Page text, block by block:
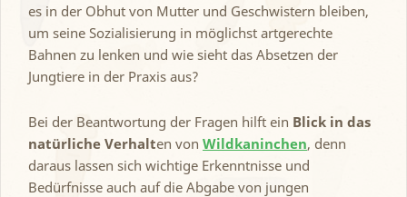
es in der Obhut von Mutter und Geschwistern bleiben,
um seine Sozialisierung in möglichst artgerechte
Bahnen zu lenken und wie sieht das Absetzen der
Jungtiere in der Praxis aus?
Bei der Beantwortung der Fragen hilft ein Blick in das
natürliche Verhalten von Wildkaninchen, denn
daraus lassen sich wichtige Erkenntnisse und
Bedürfnisse auch auf die Abgabe von jungen